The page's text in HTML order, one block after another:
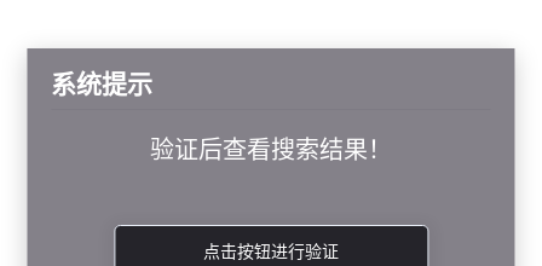
系统提示
验证后查看搜索结果！
点击按钮进行验证